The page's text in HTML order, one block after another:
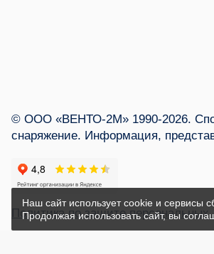
© ООО «ВЕНТО-2М» 1990-2026.
снаряжение. Информация,
Политика по защите персональных
Наш сайт использует cookie и сервисы
Продолжая использовать сайт, вы